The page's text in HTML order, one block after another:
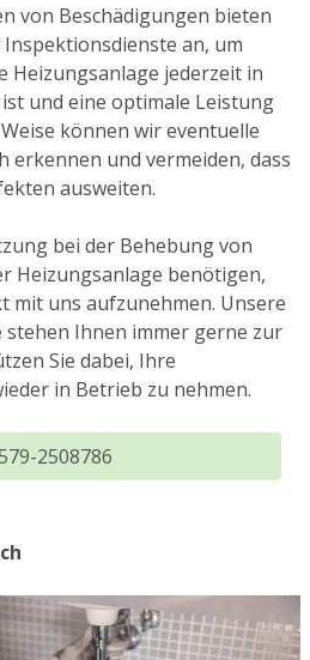
von Beschädigungen bieten
an, um
Heizungsanlage jederzeit in
und eine optimale Leistung
können wir eventuelle
erkennen und vermeiden, dass
ausweiten.
bei der Behebung von
Heizungsanlage benötigen,
mit uns aufzunehmen. Unsere
Ihnen immer gerne zur
Sie dabei, Ihre
in Betrieb zu nehmen.
2508786